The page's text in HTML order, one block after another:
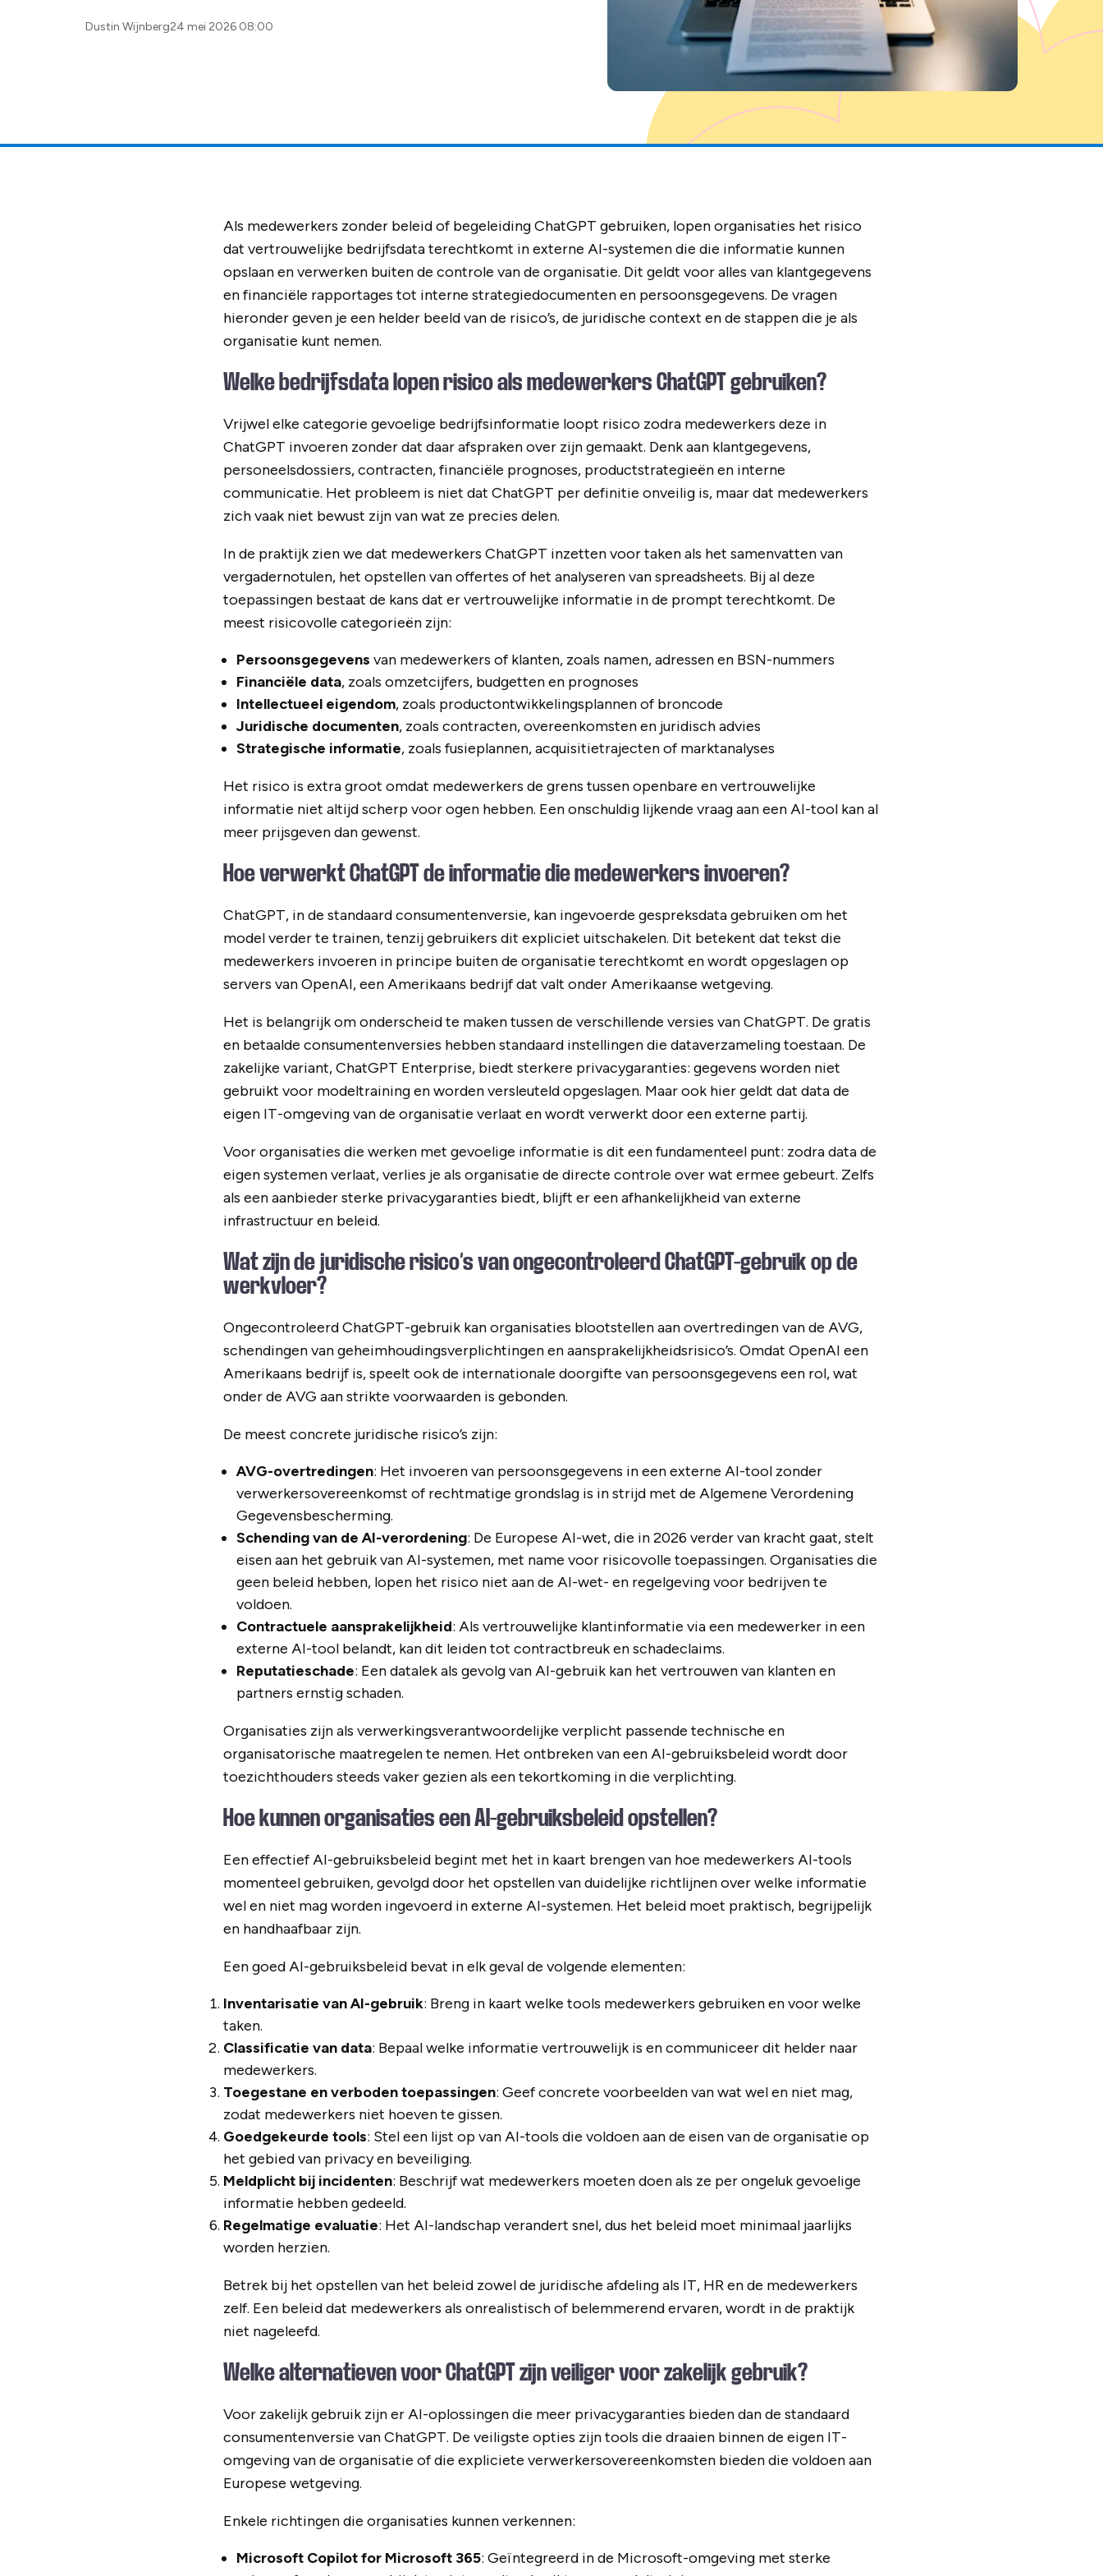
Posted
Dustin Wijnberg24 mei 2026 08:00
Als medewerkers zonder beleid of begeleiding ChatGPT gebruiken, lopen organisaties het risico
dat vertrouwelijke bedrijfsdata terechtkomt in externe AI-systemen die die informatie kunnen
opslaan en verwerken buiten de controle van de organisatie. Dit geldt voor alles van klantgegevens
en financiële rapportages tot interne strategiedocumenten en persoonsgegevens. De vragen
hieronder geven je een helder beeld van de risico’s, de juridische context en de stappen die je als
organisatie kunt nemen.
Welke bedrijfsdata lopen risico als medewerkers ChatGPT gebruiken?
Vrijwel elke categorie gevoelige bedrijfsinformatie loopt risico zodra medewerkers deze in
ChatGPT invoeren zonder dat daar afspraken over zijn gemaakt. Denk aan klantgegevens,
personeelsdossiers, contracten, financiële prognoses, productstrategieën en interne
communicatie. Het probleem is niet dat ChatGPT per definitie onveilig is, maar dat medewerkers
zich vaak niet bewust zijn van wat ze precies delen.
In de praktijk zien we dat medewerkers ChatGPT inzetten voor taken als het samenvatten van
vergadernotulen, het opstellen van offertes of het analyseren van spreadsheets. Bij al deze
toepassingen bestaat de kans dat er vertrouwelijke informatie in de prompt terechtkomt. De
meest risicovolle categorieën zijn:
Persoonsgegevens van medewerkers of klanten, zoals namen, adressen en BSN-nummers
Financiële data, zoals omzetcijfers, budgetten en prognoses
Intellectueel eigendom, zoals productontwikkelingsplannen of broncode
Juridische documenten, zoals contracten, overeenkomsten en juridisch advies
Strategische informatie, zoals fusieplannen, acquisitietrajecten of marktanalyses
Het risico is extra groot omdat medewerkers de grens tussen openbare en vertrouwelijke
informatie niet altijd scherp voor ogen hebben. Een onschuldig lijkende vraag aan een AI-tool kan al
meer prijsgeven dan gewenst.
Hoe verwerkt ChatGPT de informatie die medewerkers invoeren?
ChatGPT, in de standaard consumentenversie, kan ingevoerde gespreksdata gebruiken om het
model verder te trainen, tenzij gebruikers dit expliciet uitschakelen. Dit betekent dat tekst die
medewerkers invoeren in principe buiten de organisatie terechtkomt en wordt opgeslagen op
servers van OpenAI, een Amerikaans bedrijf dat valt onder Amerikaanse wetgeving.
Het is belangrijk om onderscheid te maken tussen de verschillende versies van ChatGPT. De gratis
en betaalde consumentenversies hebben standaard instellingen die dataverzameling toestaan. De
zakelijke variant, ChatGPT Enterprise, biedt sterkere privacygaranties: gegevens worden niet
gebruikt voor modeltraining en worden versleuteld opgeslagen. Maar ook hier geldt dat data de
eigen IT-omgeving van de organisatie verlaat en wordt verwerkt door een externe partij.
Voor organisaties die werken met gevoelige informatie is dit een fundamenteel punt: zodra data de
eigen systemen verlaat, verlies je als organisatie de directe controle over wat ermee gebeurt. Zelfs
als een aanbieder sterke privacygaranties biedt, blijft er een afhankelijkheid van externe
infrastructuur en beleid.
Wat zijn de juridische risico’s van ongecontroleerd ChatGPT-gebruik op de
werkvloer?
Ongecontroleerd ChatGPT-gebruik kan organisaties blootstellen aan overtredingen van de AVG,
schendingen van geheimhoudingsverplichtingen en aansprakelijkheidsrisico’s. Omdat OpenAI een
Amerikaans bedrijf is, speelt ook de internationale doorgifte van persoonsgegevens een rol, wat
onder de AVG aan strikte voorwaarden is gebonden.
De meest concrete juridische risico’s zijn:
AVG-overtredingen: Het invoeren van persoonsgegevens in een externe AI-tool zonder
verwerkersovereenkomst of rechtmatige grondslag is in strijd met de Algemene Verordening
Gegevensbescherming.
Schending van de AI-verordening: De Europese AI-wet, die in 2026 verder van kracht gaat, stelt
eisen aan het gebruik van AI-systemen, met name voor risicovolle toepassingen. Organisaties die
geen beleid hebben, lopen het risico niet aan de AI-wet- en regelgeving voor bedrijven te
voldoen.
Contractuele aansprakelijkheid: Als vertrouwelijke klantinformatie via een medewerker in een
externe AI-tool belandt, kan dit leiden tot contractbreuk en schadeclaims.
Reputatieschade: Een datalek als gevolg van AI-gebruik kan het vertrouwen van klanten en
partners ernstig schaden.
Organisaties zijn als verwerkingsverantwoordelijke verplicht passende technische en
organisatorische maatregelen te nemen. Het ontbreken van een AI-gebruiksbeleid wordt door
toezichthouders steeds vaker gezien als een tekortkoming in die verplichting.
Hoe kunnen organisaties een AI-gebruiksbeleid opstellen?
Een effectief AI-gebruiksbeleid begint met het in kaart brengen van hoe medewerkers AI-tools
momenteel gebruiken, gevolgd door het opstellen van duidelijke richtlijnen over welke informatie
wel en niet mag worden ingevoerd in externe AI-systemen. Het beleid moet praktisch, begrijpelijk
en handhaafbaar zijn.
Een goed AI-gebruiksbeleid bevat in elk geval de volgende elementen:
Inventarisatie van AI-gebruik: Breng in kaart welke tools medewerkers gebruiken en voor welke
taken.
Classificatie van data: Bepaal welke informatie vertrouwelijk is en communiceer dit helder naar
medewerkers.
Toegestane en verboden toepassingen: Geef concrete voorbeelden van wat wel en niet mag,
zodat medewerkers niet hoeven te gissen.
Goedgekeurde tools: Stel een lijst op van AI-tools die voldoen aan de eisen van de organisatie op
het gebied van privacy en beveiliging.
Meldplicht bij incidenten: Beschrijf wat medewerkers moeten doen als ze per ongeluk gevoelige
informatie hebben gedeeld.
Regelmatige evaluatie: Het AI-landschap verandert snel, dus het beleid moet minimaal jaarlijks
worden herzien.
Betrek bij het opstellen van het beleid zowel de juridische afdeling als IT, HR en de medewerkers
zelf. Een beleid dat medewerkers als onrealistisch of belemmerend ervaren, wordt in de praktijk
niet nageleefd.
Welke alternatieven voor ChatGPT zijn veiliger voor zakelijk gebruik?
Voor zakelijk gebruik zijn er AI-oplossingen die meer privacygaranties bieden dan de standaard
consumentenversie van ChatGPT. De veiligste opties zijn tools die draaien binnen de eigen IT-
omgeving van de organisatie of die expliciete verwerkersovereenkomsten bieden die voldoen aan
Europese wetgeving.
Enkele richtingen die organisaties kunnen verkennen:
Microsoft Copilot for Microsoft 365: Geïntegreerd in de Microsoft-omgeving met sterke